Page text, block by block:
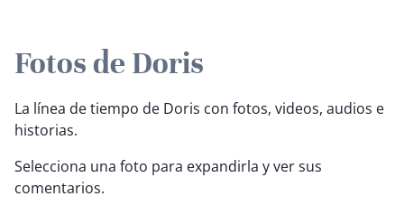
Fotos de Doris
La línea de tiempo de Doris con fotos, videos, audios e
historias.
Selecciona una foto para expandirla y ver sus
comentarios.